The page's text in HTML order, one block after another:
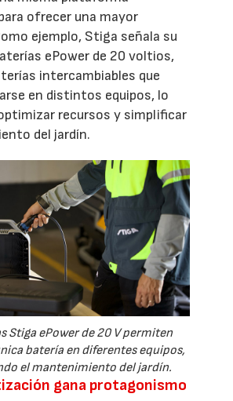
ofrecer una mayor
ejemplo, Stiga señala su
ePower de 20 voltios,
intercambiables que
en distintos equipos, lo
recursos y simplificar
del jardín.
Stiga ePower de 20 V permiten
batería en diferentes equipos,
el mantenimiento del jardín.
gana protagonismo